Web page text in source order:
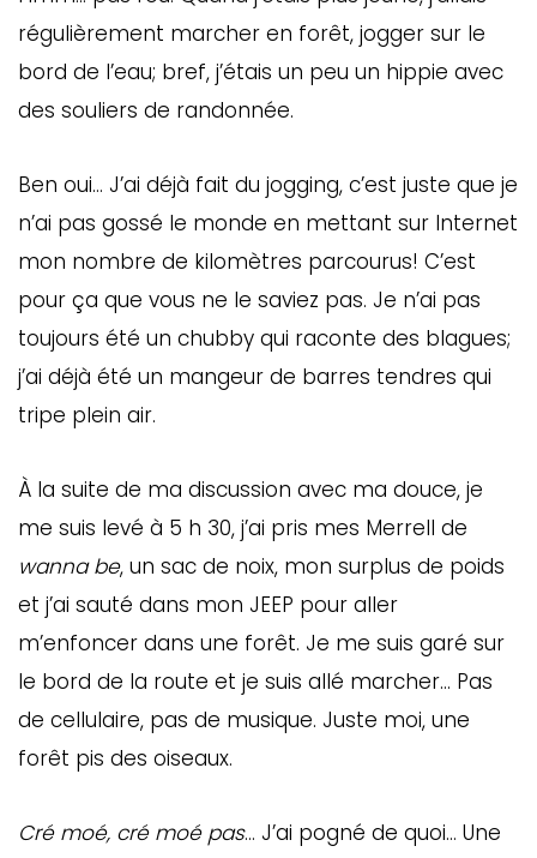
régulièrement marcher en forêt, jogger sur le
bord de l’eau; bref, j’étais un peu un hippie avec
des souliers de randonnée.
Ben oui… J’ai déjà fait du jogging, c’est juste que je
n’ai pas gossé le monde en mettant sur Internet
mon nombre de kilomètres parcourus! C’est
pour ça que vous ne le saviez pas. Je n’ai pas
toujours été un chubby qui raconte des blagues;
j’ai déjà été un mangeur de barres tendres qui
tripe plein air.
À la suite de ma discussion avec ma douce, je
me suis levé à 5 h 30, j’ai pris mes Merrell de
wanna be, un sac de noix, mon surplus de poids
et j’ai sauté dans mon JEEP pour aller
m’enfoncer dans une forêt. Je me suis garé sur
le bord de la route et je suis allé marcher… Pas
de cellulaire, pas de musique. Juste moi, une
forêt pis des oiseaux.
Cré moé, cré moé pas… J’ai pogné de quoi… Une